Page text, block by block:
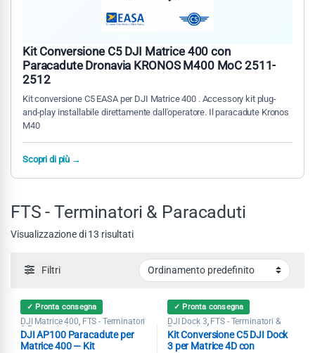
Kit Conversione C5 DJI Matrice 400 con
Paracadute Dronavia KRONOS M400 MoC 2511-
2512
Kit conversione C5 EASA per DJI Matrice 400 . Accessory kit plug-
and-play installabile direttamente dall'operatore. Il paracadute Kronos
M40
Scopri di più →
FTS - Terminatori & Paracaduti
Visualizzazione di 13 risultati
Filtri
✓ Pronta consegna
DJI Matrice 400 FTS - Terminatori
& Paracaduti
DJI AP100 Paracadute per
Matrice 400 — Kit
✓ Pronta consegna
DJI Dock 3 FTS - Terminatori &
Paracaduti
Kit Conversione C5 DJI Dock
3 per Matrice 4D con